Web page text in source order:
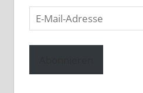
E-
Mail-
Adresse